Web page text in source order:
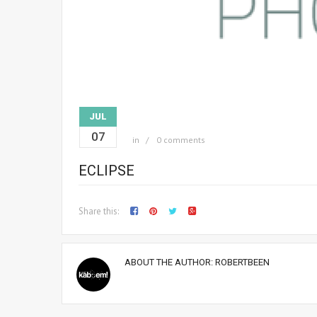
JUL
07 in 0 comments
ECLIPSE
Share this:
ABOUT THE AUTHOR: ROBERTBEEN